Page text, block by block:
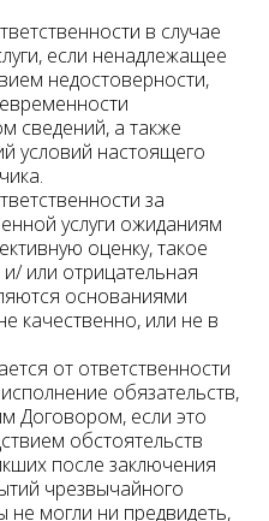
в случае
если ненадлежащее
недостоверности,
сведений, а также
условий настоящего
за
услуги ожиданиям
оценку, такое
или отрицательная
основаниями
качественно, или не в
от ответственности
обязательств,
Договором, если это
обстоятельств
после заключения
чрезвычайного
не могли ни предвидеть,